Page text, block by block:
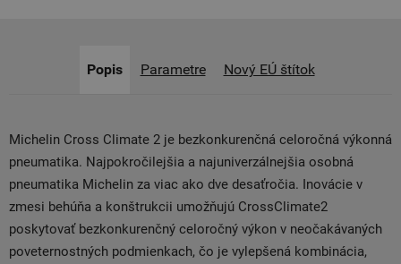
Popis Parametre Nový EÚ štítok
Michelin Cross Climate 2 je bezkonkurenčná celoročná výkonná
pneumatika. Najpokročilejšia a najuniverzálnejšia osobná
pneumatika Michelin za viac ako dve desaťročia. Inovácie v
zmesi behúňa a konštrukcii umožňujú CrossClimate2
poskytovať bezkonkurenčný celoročný výkon v neočakávaných
poveternostných podmienkach, čo je vylepšená kombinácia,